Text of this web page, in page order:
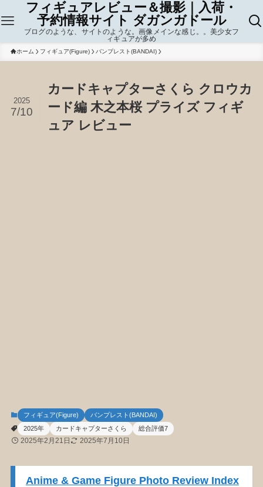
フィギュアレビュー＆撮影｜入荷・
予約情報サイト ダガンガドール
ブログのような、サイトのような。画像メインな感じ。。美少女フ
ィギュアが多め
ホーム フィギュア(Figure) バンプレスト(BANDAI)
カードキャプターさくら クロウカ
ード編 木之本桜 プライズ フィギ
ュア レビュー
2025
7/10
フィギュア(Figure)
バンプレスト(BANDAI)
2025年
カードキャプターさくら 総合評価7
2025年2月21日 2025年7月10日
Anime & Game Figure Photo Review Index